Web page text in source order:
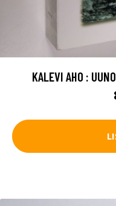
KALEVI AHO :